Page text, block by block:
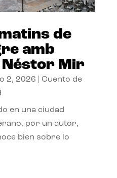
de
amb
Mir
2, 2026
Cuento de
en una ciudad
por un autor,
bien sobre lo